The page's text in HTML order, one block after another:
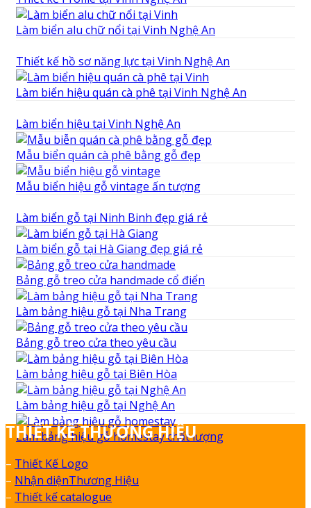
Làm biển alu chữ nổi tại Vinh Nghệ An
Thiết kế hồ sơ năng lực tại Vinh Nghệ An
Làm biển hiệu quán cà phê tại Vinh Nghệ An
Làm biển hiệu tại Vinh Nghệ An
Mẫu biển quán cà phê bằng gỗ đẹp
Mẫu biển hiệu gỗ vintage ấn tượng
Làm biển gỗ tại Ninh Binh đẹp giá rẻ
Làm biển gỗ tại Hà Giang đẹp giá rẻ
Bảng gỗ treo cửa handmade cổ điển
Làm bảng hiệu gỗ tại Nha Trang
Bảng gỗ treo cửa theo yêu cầu
Làm bảng hiệu gỗ tại Biên Hòa
Làm bảng hiệu gỗ tại Nghệ An
Làm bảng hiệu gỗ homestay chất lượng
THIẾT KẾ THƯƠNG HIỆU
– Thiết Kế Logo
– Nhận diệnThương Hiệu
– Thiết kế catalogue